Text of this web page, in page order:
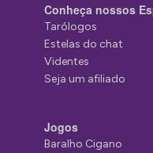
Conheça nossos
Tarólogos
Estelas do chat
Videntes
Seja um afiliado
Jogos
Baralho Cigano